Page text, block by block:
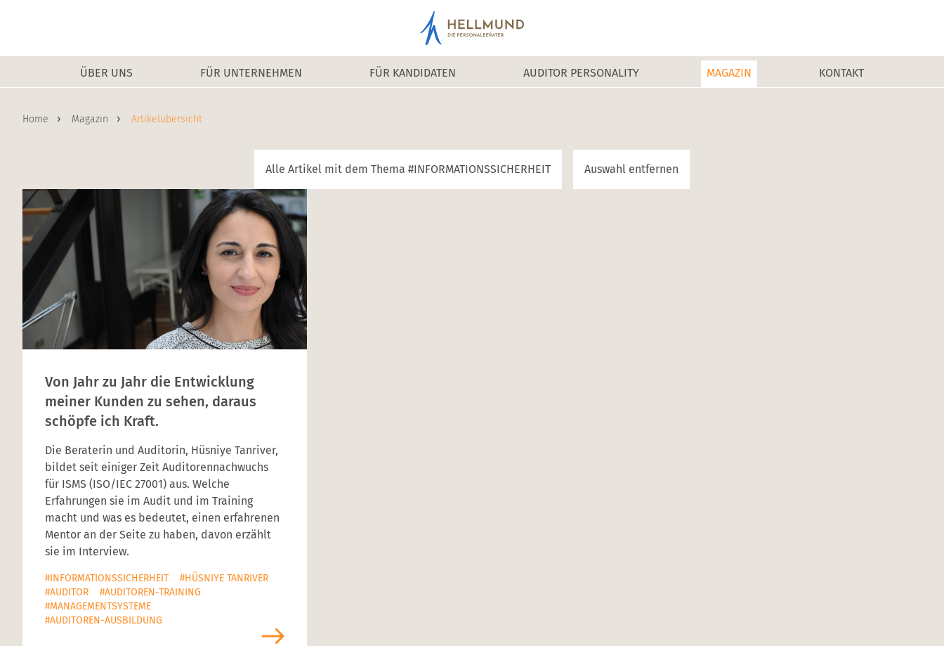
ÜBER UNS
FÜR UNTERNEHMEN FÜR KANDIDATEN AUDITOR PERSONALITY MAGAZIN KONTAKT
Home Magazin Artikelübersicht
Alle Artikel mit dem Thema #INFORMATIONSSICHERHEIT Auswahl entfernen
Zum Artikel: Von Jahr zu Jahr die Entwicklung meiner Kunden zu sehen, daraus schöpfe ich Kraft.
Von Jahr zu Jahr die Entwicklung
meiner Kunden zu sehen, daraus
schöpfe ich Kraft.
Die Beraterin und Auditorin, Hüsniye Tanriver,
bildet seit einiger Zeit Auditorennachwuchs
für ISMS (ISO/IEC 27001) aus. Welche
Erfahrungen sie im Audit und im Training
macht und was es bedeutet, einen erfahrenen
Mentor an der Seite zu haben, davon erzählt
sie im Interview.
#INFORMATIONSSICHERHEIT
#HÜSNIYE TANRIVER
#AUDITOR
#AUDITOREN-TRAINING
#MANAGEMENTSYSTEME
#AUDITOREN-AUSBILDUNG